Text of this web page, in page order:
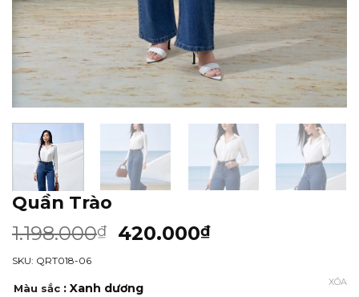
Quần Trào
1.198.000₫ 420.000₫
SKU: QRT018-06
Màu sắc : Xanh dương XÓA